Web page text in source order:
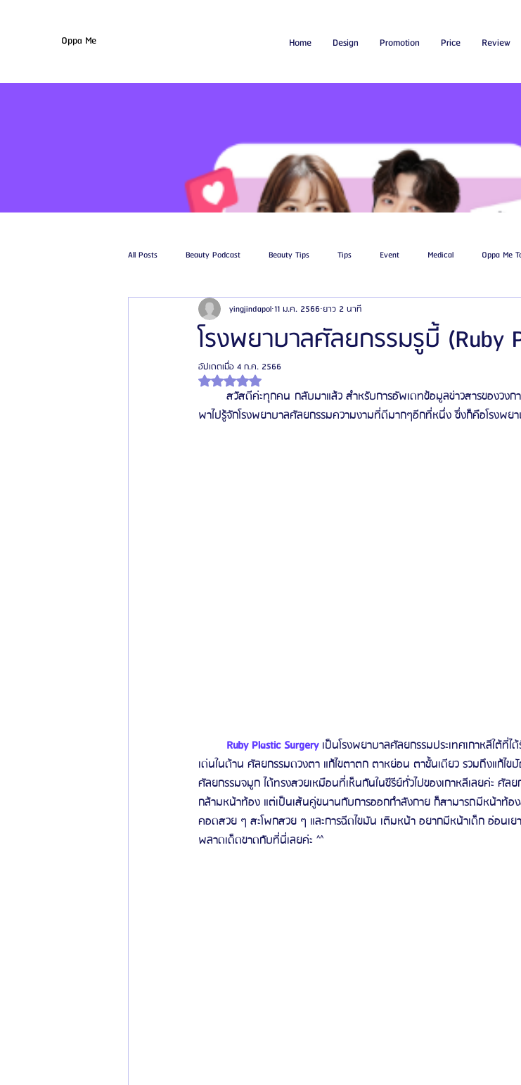
Home Design Promotion Price Review
Oppa Me
All Posts Beauty Podcast Beauty Tips Tips Event Medical Oppa Me
รีวิวศัลยกรรมฉีดไขมัน รีวิวศัลยกรรมดูดไขมัน โรงพยาบาลศัลยกรรมเอท็อป
โรงพยาบาลศัลยกรรมเฟรช โรงพยาบาลศัลยกรรมจีเอ็นจี
รีวิวศัลยกรรมผู้ชาย โรงพยาบาลศัลยกรรมมาอิน โรงพยาบาลศัลยกรรมนานะ โรงพ
โรงพยาบาลศัลยกรรมรูบี้ (Ruby
yingjindapol 11 ม.ค. 2566ยาว 2 นาที
อัปเดตเมื่อ4 ก.ค. 2566
ได้รับ NaN เต็ม 5 ดาว
	สวัสดีค่ะทุกคน กลับมาแล้ว สำหรับการอัพเดทข้อมูลข่าวสารของวงการศัลยกรรมความงามฉบับสไตล์เกาหลีๆ วันนี้จะ
พาไปรู้จักโรงพยาบาลศัลยกรรมความงามที่ดีมากๆอีกที่หนึ่ง ซึ่งก็คือโรงพยา
Ruby Plastic Surgery เป็นโรงพยาบาลศัลยกรรมประเทศเกาหลีใต้ที่
เด่นในด้าน ศัลยกรรมดวงตา แก้ไขตาตก ตาหย่อน ตาชั้นเดียว รวมถึงแก้
ศัลยกรรมจมูก ได้ทรงสวยเหมือนที่เห็นกันในซีรีย์ทั่วไปของเกาหลีเลยค่ะ ศั
กล้ามหน้าท้อง แต่เป็นเส้นคู่ขนานกับการออกกำลังกาย ก็สามารถมีหน้าท้
คอดสวย ๆ สะโพกสวย ๆ และการฉีดไขมัน เติมหน้า อยากมีหน้าเด็ก อ่อนเ
พลาดเด็ดขาดกับที่นี่เลยค่ะ ^^